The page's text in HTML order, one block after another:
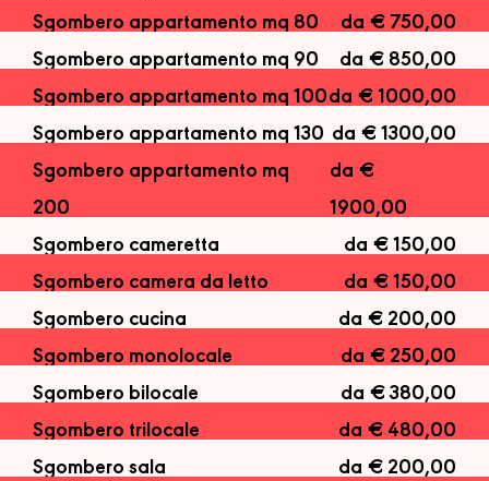
Sgombero appartamento mq 80
da € 750,00
Sgombero appartamento mq 90
da € 850,00
Sgombero appartamento mq 100da € 1000,00
Sgombero appartamento mq 130 da € 1300,00
Sgombero appartamento mq
200
da €
1900,00
Sgombero cameretta
da € 150,00
Sgombero camera da letto
da € 150,00
Sgombero cucina
da € 200,00
Sgombero monolocale
da € 250,00
Sgombero bilocale
da € 380,00
Sgombero trilocale
da € 480,00
Sgombero sala
da € 200,00